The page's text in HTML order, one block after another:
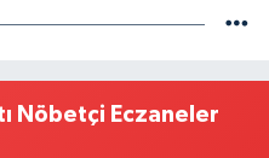
Nöbetçi Eczaneler